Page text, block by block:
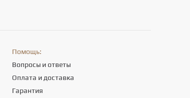
Помощь:
Вопросы и ответы
Оплата и доставка
Гарантия